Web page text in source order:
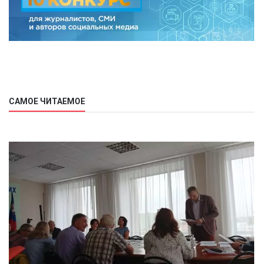
САМОЕ ЧИТАЕМОЕ